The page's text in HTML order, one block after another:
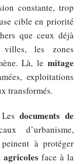
constante, trop
cible en priorité
que ceux déjà
les zones
Là, le mitage
exploitations
transformés.
Lesdocuments de
d’urbanisme,
à protéger
agricoles face à la